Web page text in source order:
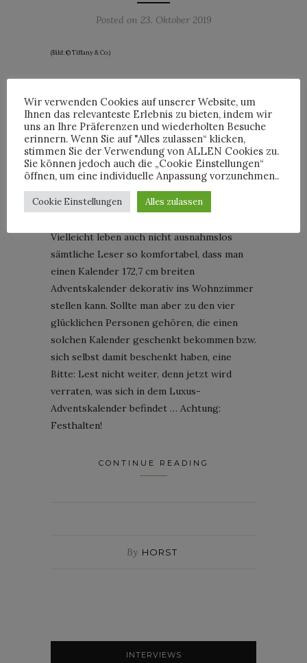
Posted on 23. Oktober 2019
(Bild: © Tiffany & Co.)
Die wenigsten Leser werden in diesem Jahr
das Vergnügen haben, jeden Tag in der
Vorweihnachtszeit ein Türchen des
Adventskalenders von Tiffany zu öffnen.
Einerseits wird es an der strengen
Limitierung liegen (es gibt nur vier
Exemplare des guten Stücks) und
andererseits schreckt vielleicht der Preis
Vielleicht leben auch nicht ausnahmslos
sämtliche Leser so komfortabel, dass man
einen Kalender 172,7 cm breiten
Adventskalender dekorativ ins Wohnzimmer
stellen kann. Sollte man aber zu den vier
glücklichen Personen gehören, die einen
solchen Kalender geschenkt bekommen bzw.
sich selbst damit beschenkt haben, eine
Bitte: Lest nicht weiter, denn jetzt wird
verraten, was sich in dem Luxus-
Adventskalender befindet … Achtung:
Festhalten!
CONTINUE READING
By HORST
INTERVIEWS
Wir verwenden Cookies auf unserer Website, um
Ihnen das relevanteste Erlebnis zu bieten, indem wir
uns an Ihre Präferenzen und wiederholten Besuche
erinnern. Wenn Sie auf "Alles zulassen“ klicken,
stimmen Sie der Verwendung von ALLEN Cookies zu.
Sie können jedoch auch die „Cookie Einstellungen“
öffnen, um eine individuelle Anpassung vorzunehmen..
Cookie Einstellungen Alles zulassen